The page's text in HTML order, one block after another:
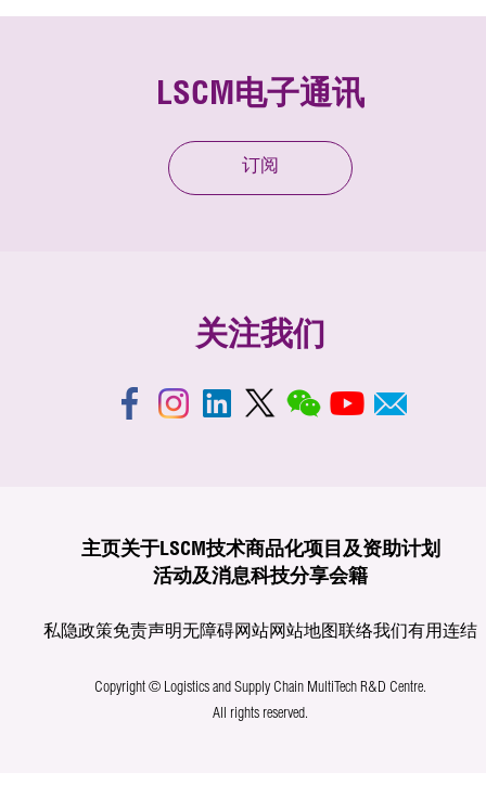
LSCM电子通讯
订阅
关注我们
主页关于LSCM技术商品化项目及资助计划
活动及消息科技分享会籍
私隐政策免责声明无障碍网站网站地图联络我们有用连结
Copyright © Logistics and Supply Chain MultiTech R&D Centre.
All rights reserved.